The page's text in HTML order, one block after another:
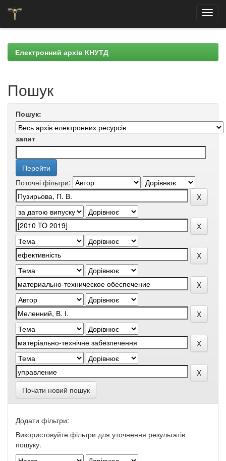
navigationЕлектронний архів КНУТД
Пошук
Пошук:
запит
Поточні фільтри:
Почати новий пошук
Додати фільтри:
Використовуйте фільтри для уточнення результатів
пошуку.